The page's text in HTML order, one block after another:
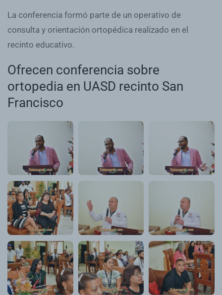
La conferencia formó parte de un operativo de
consulta y orientación ortopédica realizado en el
recinto educativo.
Ofrecen conferencia sobre
ortopedia en UASD recinto San
Francisco